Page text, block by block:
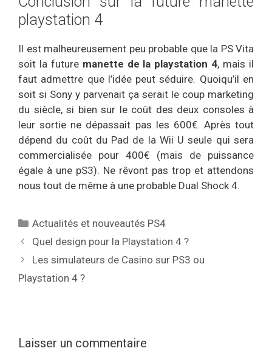
playstation 4
Il est malheureusement peu probable que la PS Vita
soit la future manette de la playstation 4, mais il
faut admettre que l’idée peut séduire. Quoiqu’il en
soit si Sony y parvenait ça serait le coup marketing
du siècle, si bien sur le coût des deux consoles à
leur sortie ne dépassait pas les 600€. Après tout
dépend du coût du Pad de la Wii U seule qui sera
commercialisée pour 400€ (mais de puissance
égale à une pS3). Ne rêvont pas trop et attendons
nous tout de même à une probable Dual Shock 4.
Catégories
Actualités et nouveautés PS4
Quel design pour la Playstation 4 ?
Les simulateurs de Casino sur PS3 ou
Playstation 4 ?
Laisser un commentaire